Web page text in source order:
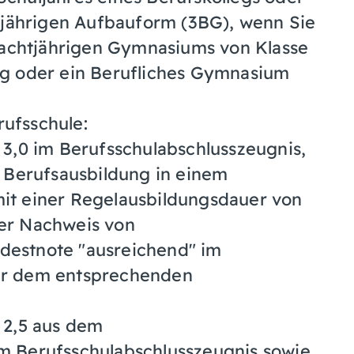
Aufbauform (3BG), wenn Sie
Gymnasiums von Klasse
oder ein Berufliches Gymnasium
im Berufsschulabschlusszeugnis,
in einem
einer Regelausbildungsdauer von
Nachweis von
"ausreichend" im
dem entsprechenden
aus dem